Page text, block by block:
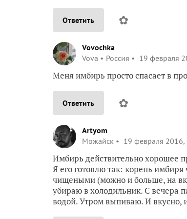
Ответить ✿
Vovochka
Vova
Россия 19 февраля
Меня имбирь просто спасает в
Ответить ✿
Artyom
Можайск
19 февраля 2016,
Имбирь действительно хорошее
Я его готовлю так: корень
чищеными (можно и больше, на
убираю в холодильник. С вечера
водой. Утром выпиваю. И вкусно,